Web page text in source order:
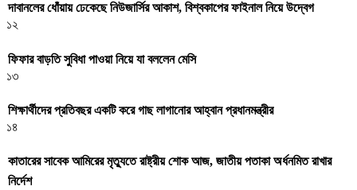
দাবানলের ধোঁয়ায় ঢেকেছে নিউজার্সির আকাশ, বিশ্বকাপের ফাইনাল নিয়ে উদ্বেগ
১২
ফিফার বাড়তি সুবিধা পাওয়া নিয়ে যা বললেন মেসি
১৩
শিক্ষার্থীদের প্রতিবছর একটি করে গাছ লাগানোর আহ্বান প্রধানমন্ত্রীর
১৪
কাতারের সাবেক আমিরের মৃত্যুতে রাষ্ট্রীয় শোক আজ, জাতীয় পতাকা অর্ধনমিত রাখার
নির্দেশ